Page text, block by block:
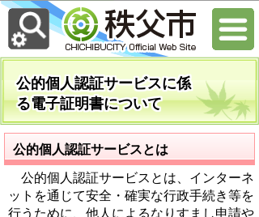
公的個人認証サービスに係
る電子証明書について
公的個人認証サービスとは
公的個人認証サービスとは、インターネ
ットを通じて安全・確実な行政手続き等を
行うために、他人によるなりすまし申請や